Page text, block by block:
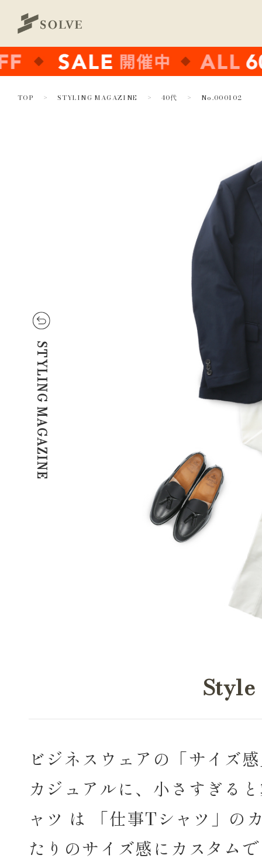
TOP STYLING MAGAZINE 40代 No.000102
STYLING MAGAZINE
Style
ビジネスウェアの「サイズ
カジュアルに、小さすぎる
ャツ は 「仕事Tシャツ」の
たりのサイズ感にカスタム